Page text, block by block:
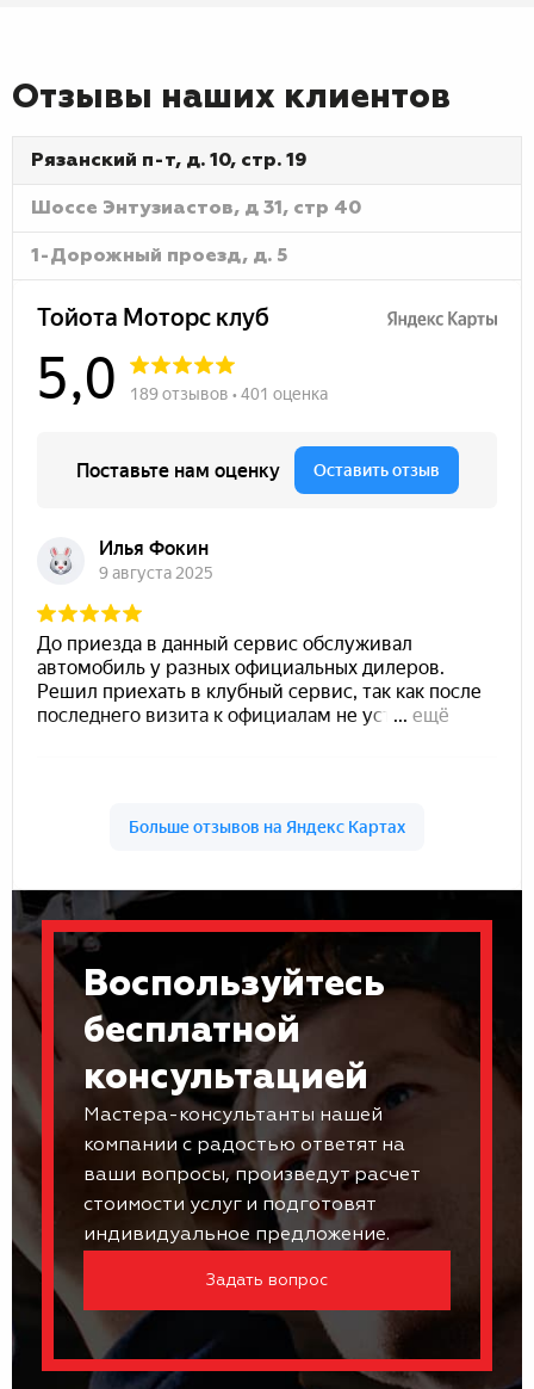
Отзывы наших клиентов
Рязанский п-т, д. 10, стр. 19
Шоссе Энтузиастов, д 31, стр 40
1-Дорожный проезд, д. 5
Воспользуйтесь
бесплатной
консультацией
Мастера-консультанты нашей
компании с радостью ответят на
ваши вопросы, произведут расчет
стоимости услуг и подготовят
индивидуальное предложение.
Задать вопрос